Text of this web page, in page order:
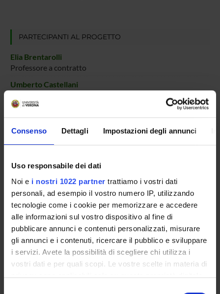
Consenso Dettagli Impostazioni degli annunci
Uso responsabile dei dati
Noi e i nostri 1022 partner trattiamo i vostri dati
personali, ad esempio il vostro numero IP, utilizzando
tecnologie come i cookie per memorizzare e accedere
alle informazioni sul vostro dispositivo al fine di
pubblicare annunci e contenuti personalizzati, misurare
gli annunci e i contenuti, ricercare il pubblico e sviluppare
i servizi. Avete la possibilità di scegliere chi utilizza i
vostri dati e per quali scopi. Le vostre scelte in materia di
privacy sono applicabili solo su questa proprietà digitale
PARTECIPANTI AL PROGETTO
Elia Brentarolli
Professore a contratto
Umberto Castellani
Lucia Cazzoletti
Marcello De Vincenzi
Elena Guerra
Dottorando
Marta Milani
Professore associato
Alessio Minici
Veronica Polin
Professore associato